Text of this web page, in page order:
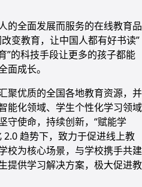
的全面发展而服务的在线教育品
变教育，让中国人都有好书读”
”的科技手段让更多的孩子都能
面成长。
聚优质的全国各地教育资源，并
能化领域、学生个性化学习领域
守使命，持续创新，“赋能学
趋势下，致力于促进线上教
校为核心场景，与学校携手共建
提供学习解决方案，极大促进教